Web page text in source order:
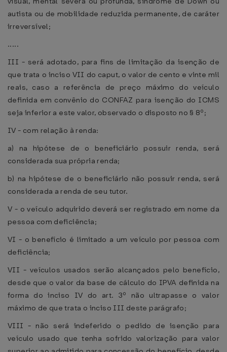
autista ou de mobilidade reduzida permanente, de caráter
irreversível;
.....
III - será adotado, para fins de limitação da isenção de
que trata o inciso VII do caput, o valor de cento e vinte mil
reais, caso a referência de preço máximo do veículo
definida em convênio do CONFAZ para isenção do ICMS
seja inferior a este valor, observado o disposto no § 8º;
IV - com relação à renda:
a) na hipótese de o beneficiário possuir renda, será
considerada sua própria renda;
b) na hipótese de o beneficiário não possuir renda, será
considerada a renda de seu tutor.
V - o veículo adquirido deverá ser registrado em nome da
pessoa com deficiência;
VI - o benefício é limitado a um veículo por pessoa com
deficiência;
VII - veículos usados serão alcançados pelo benefício,
desde que o valor da base de cálculo do IPVA definida na
forma do inciso IV do art. 3º não ultrapasse o valor
máximo de que trata o inciso III deste parágrafo;
VIII - não será indeferido o pedido de isenção para
veículo usado que tenha sofrido valorização para valor